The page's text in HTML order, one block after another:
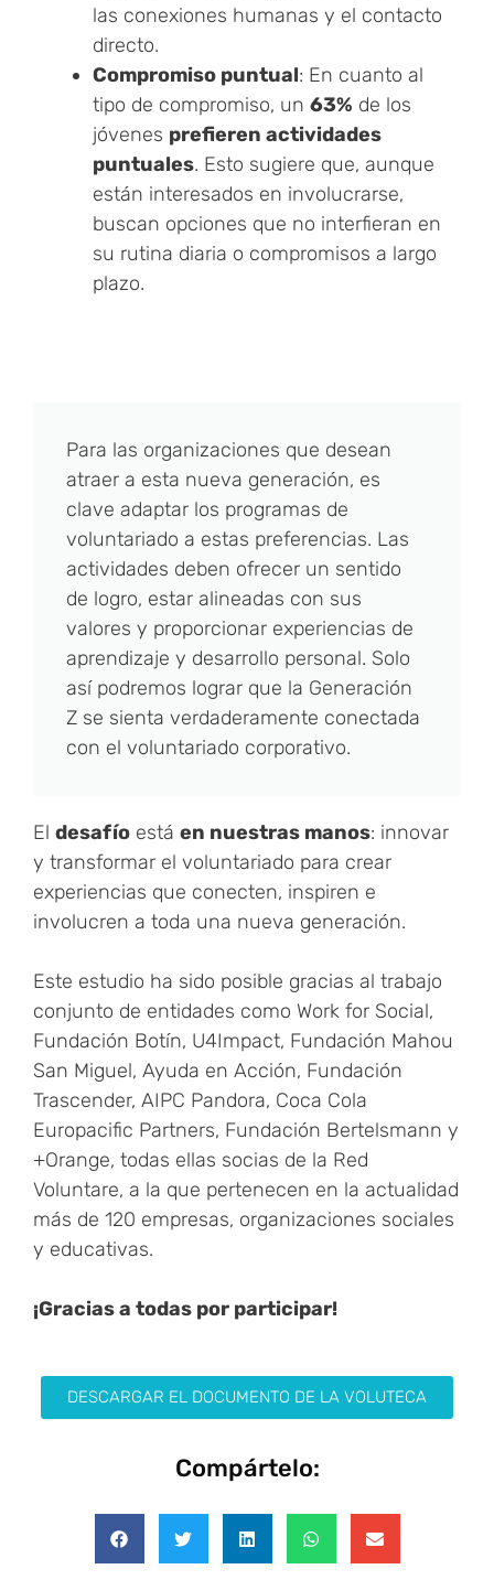
las conexiones humanas y el contacto
directo.
Compromiso puntual: En cuanto al
tipo de compromiso, un 63% de los
jóvenes prefieren actividades
puntuales. Esto sugiere que, aunque
están interesados en involucrarse,
buscan opciones que no interfieran en
su rutina diaria o compromisos a largo
plazo.
Para las organizaciones que desean
atraer a esta nueva generación, es
clave adaptar los programas de
voluntariado a estas preferencias. Las
actividades deben ofrecer un sentido
de logro, estar alineadas con sus
valores y proporcionar experiencias de
aprendizaje y desarrollo personal. Solo
así podremos lograr que la Generación
Z se sienta verdaderamente conectada
con el voluntariado corporativo.
El desafío está en nuestras manos: innovar
y transformar el voluntariado para crear
experiencias que conecten, inspiren e
involucren a toda una nueva generación.
Este estudio ha sido posible gracias al trabajo
conjunto de entidades como Work for Social,
Fundación Botín, U4Impact, Fundación Mahou
San Miguel, Ayuda en Acción, Fundación
Trascender, AIPC Pandora, Coca Cola
Europacific Partners, Fundación Bertelsmann y
+Orange, todas ellas socias de la Red
Voluntare, a la que pertenecen en la actualidad
más de 120 empresas, organizaciones sociales
y educativas.
¡Gracias a todas por participar!
DESCARGAR EL DOCUMENTO DE LA VOLUTECA
Compártelo: